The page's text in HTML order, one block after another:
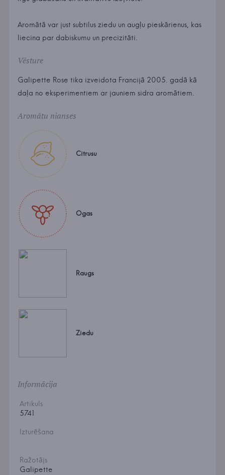
Aromātā var just subtilus ziedu un augļu pieskārienus, kas
liecina par dabiskumu un precizitāti.
Vēsture
Galipette Rose tika izveidota Francijā 2005. gadā kā
daļa no eksperimentiem ar jauniem sidra aromātiem.
Aromātu nianses
Citrusu
Ogas
Raugs
Ziedu
Informācija
Artikuls
5741
Izturēšana
Ražotājs
Galipette